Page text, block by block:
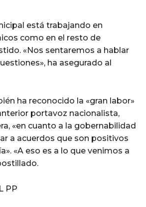
está trabajando en
como en el resto de
«Nos sentaremos a hablar
ha asegurado al
ha reconocido la «gran labor»
portavoz nacionalista,
«en cuanto a la gobernabilidad
a acuerdos que son positivos
«A eso es a lo que venimos a
PP